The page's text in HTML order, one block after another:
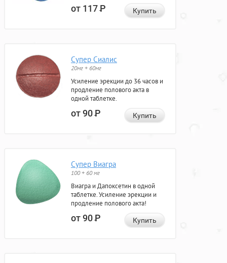
от 117Р Купить
Супер Сиалис
20мг + 60мг
Усиление эрекции до 36 часов и
продление полового акта в
одной таблетке.
от 90Р Купить
Супер Виагра
100 + 60 мг
Виагра и Дапоксетин в одной
таблетке. Усиление эрекции и
продление полового акта!
от 90Р Купить